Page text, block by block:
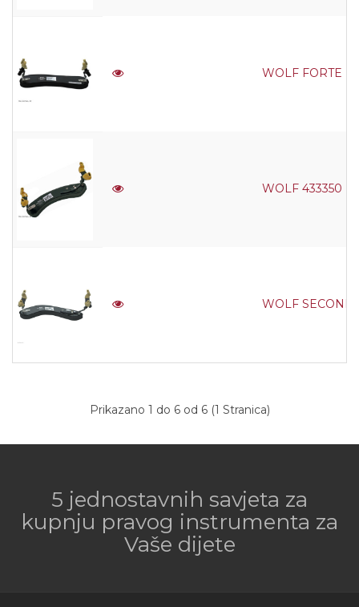
WOLF FORTE
WOLF 433350
WOLF
Prikazano 1 do 6 od 6 (1 Stranica)
5 jednostavnih savjeta za
kupnju pravog instrumenta za
Vaše dijete